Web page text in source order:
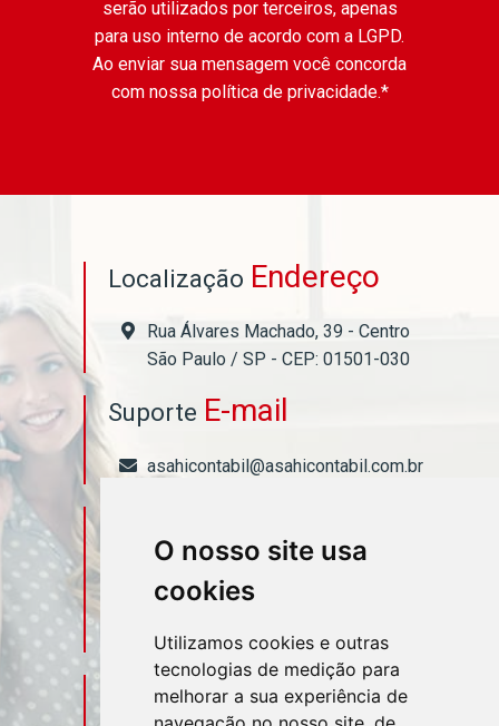
O nosso site usa
cookies
Utilizamos cookies e outras
tecnologias de medição para
melhorar a sua experiência de
serão utilizados por terceiros, apenas
para uso interno de acordo com a LGPD.
Ao enviar sua mensagem você concorda
com nossa política de privacidade.*
Localização Endereço
Rua Álvares Machado, 39 - Centro
São Paulo / SP - CEP: 01501-030
Suporte E-mail
asahicontabil@asahicontabil.com.br
(11) 3106-3544
(11) 95580-4449
RedesSociais